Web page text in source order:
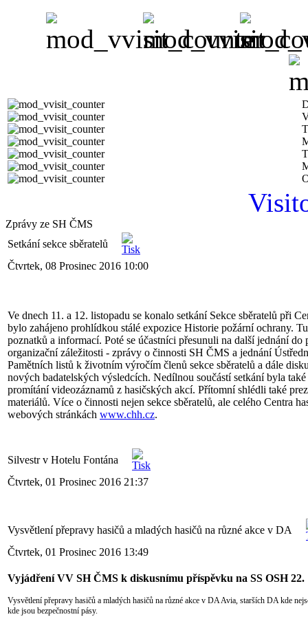
Zprávy ze SH ČMS
Setkání sekce sběratelů
Čtvrtek, 08 Prosinec 2016 10:00
Ve dnech 11. a 12. listopadu se konalo setkání Sekce sběratelů při
bylo zahájeno prohlídkou stálé expozice Historie požární ochrany.
poznatků a informací. Poté se účastníci přesunuli na další jednání
organizační záležitosti - zprávy o činnosti SH ČMS a jednání
Pamětních listů k životním výročím členů sekce sběratelů a dále
nových badatelských výsledcích. Nedílnou součástí setkání byla
promítání videozáznamů z hasičských akcí. Přítomní shlédli také
materiálů. Více o činnosti nejen sekce sběratelů, ale celého Centra
webových stránkách www.chh.cz.
Silvestr v Hotelu Fontána
Čtvrtek, 01 Prosinec 2016 21:37
Vysvětlení přepravy hasičů a mladých hasičů na různé akce v DA
Čtvrtek, 01 Prosinec 2016 13:49
Vyjádření VV SH ČMS k diskusnímu příspěvku na SS OSH 22.
Vysvětlení přepravy hasičů a mladých hasičů na různé akce v DA Avia, starších DA kde
kde jsou bezpečnostní pásy.